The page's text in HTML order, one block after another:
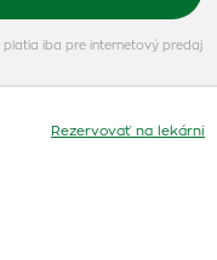
platia iba pre internetový predaj
Rezervovať na lekárni